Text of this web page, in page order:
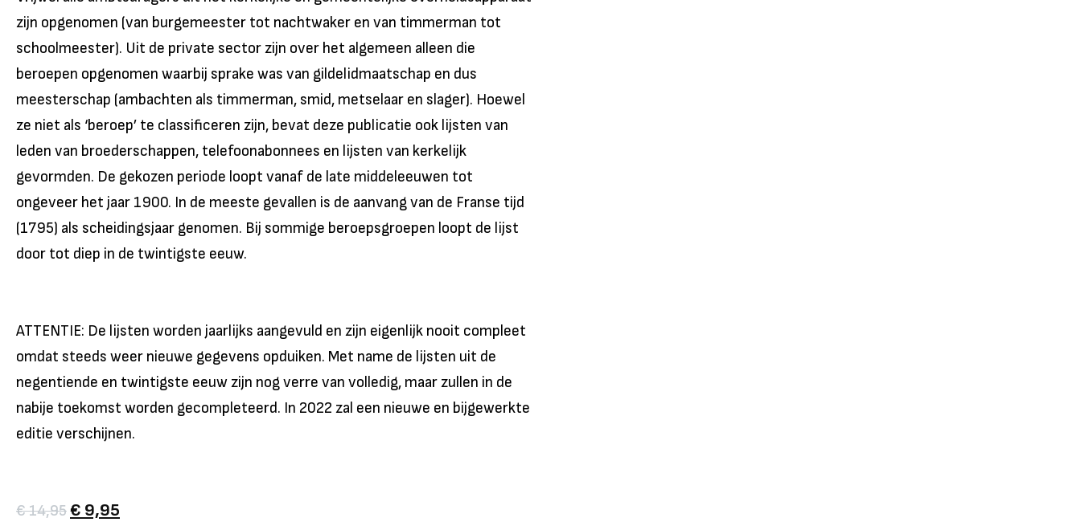
zijn opgenomen (van burgemeester tot nachtwaker en van timmerman tot
schoolmeester). Uit de private sector zijn over het algemeen alleen die
beroepen opgenomen waarbij sprake was van gildelidmaatschap en dus
meesterschap (ambachten als timmerman, smid, metselaar en slager). Hoewel
ze niet als ‘beroep’ te classificeren zijn, bevat deze publicatie ook lijsten van
leden van broederschappen, telefoonabonnees en lijsten van kerkelijk
gevormden. De gekozen periode loopt vanaf de late middeleeuwen tot
ongeveer het jaar 1900. In de meeste gevallen is de aanvang van de Franse tijd
(1795) als scheidingsjaar genomen. Bij sommige beroepsgroepen loopt de lijst
door tot diep in de twintigste eeuw.
ATTENTIE: De lijsten worden jaarlijks aangevuld en zijn eigenlijk nooit compleet
omdat steeds weer nieuwe gegevens opduiken. Met name de lijsten uit de
negentiende en twintigste eeuw zijn nog verre van volledig, maar zullen in de
nabije toekomst worden gecompleteerd. In 2022 zal een nieuwe en bijgewerkte
editie verschijnen.
€14,95€ 9,95